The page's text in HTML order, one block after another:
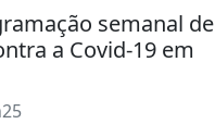
semanal de
a Covid-19 em